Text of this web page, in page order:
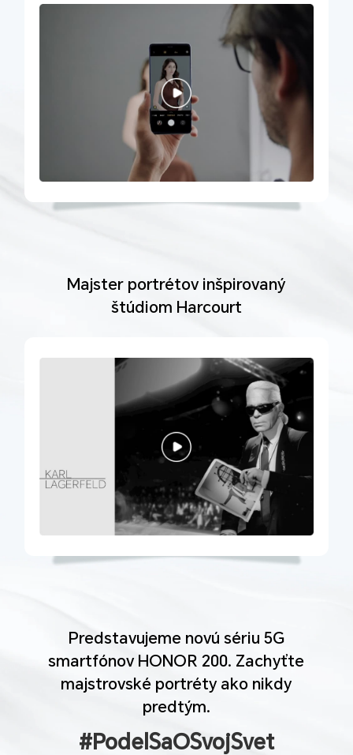
Majster portrétov inšpirovaný
štúdiom Harcourt
Predstavujeme novú sériu 5G
smartfónov HONOR 200. Zachyťte
majstrovské portréty ako nikdy
predtým.
#PodelSaOSvojSvet